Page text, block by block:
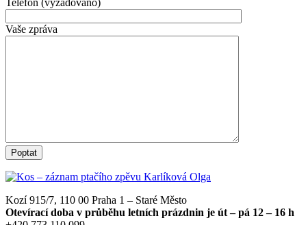
Vaše zpráva
Kozí 915/7, 110 00 Praha 1 – Staré Město
Otevírací doba v průběhu letních prázdnin je út – pá 12 – 16